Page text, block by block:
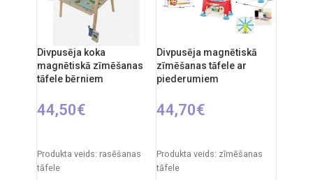
Divpusēja koka
magnētiskā zīmēšanas
tāfele bērniem
44,50€
Produkta veids: rasēšanas
tāfele
Divpusēja magnētiskā
zīmēšanas tāfele ar
piederumiem
44,70€
Produkta veids: zīmēšanas
tāfele